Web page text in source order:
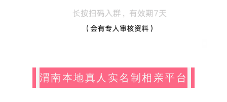
渭南本地真人实名制相亲平台